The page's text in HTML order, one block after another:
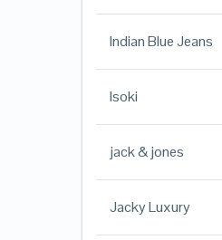
Indian Blue Jeans
Isoki
jack & jones
Jacky Luxury